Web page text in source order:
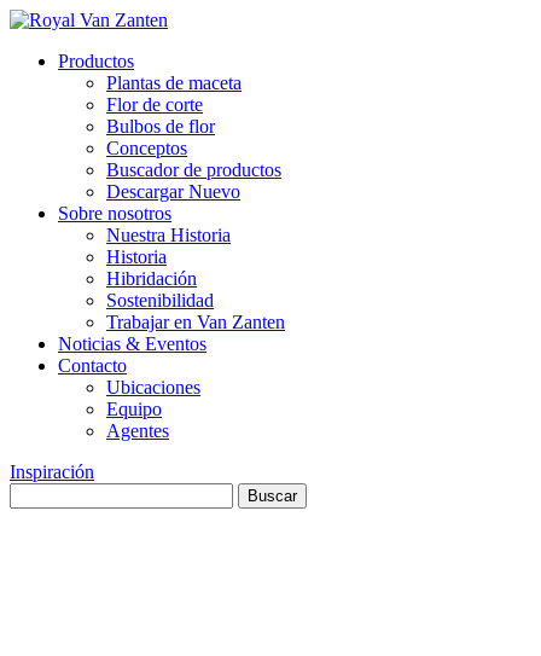
Productos
Plantas de maceta
Flor de corte
Bulbos de flor
Conceptos
Buscador de productos
Descargar Nuevo
Sobre nosotros
Nuestra Historia
Historia
Hibridación
Sostenibilidad
Trabajar en Van Zanten
Noticias & Eventos
Contacto
Ubicaciones
Equipo
Agentes
Inspiración